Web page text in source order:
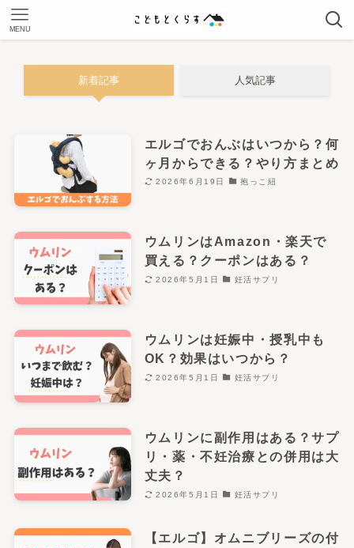
MENU
新着記事 人気記事
エルゴでおんぶはいつから？何
ヶ月からできる？やり方まとめ
2026年6月19日 抱っこ紐
ウムリンはAmazon・楽天で
買える？クーポンはある？
2026年5月1日 妊活サプリ
ウムリンは妊娠中・授乳中も
OK？効果はいつから？
2026年5月1日 妊活サプリ
ウムリンに副作用はある？サプ
リ・薬・不妊治療との併用は大
丈夫？
2026年5月1日 妊活サプリ
【エルゴ】オムニブリーズの付